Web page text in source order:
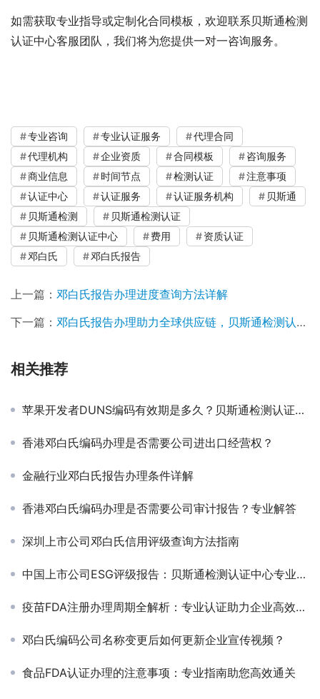
如需获取专业指导或定制化合同模板，欢迎联系贝斯通检测
认证中心客服团队，我们将为您提供一对一咨询服务。
专业咨询 专业认证服务
代理合同
代理机构
企业资质 合同模板
咨询服务
商业信息
时间节点 检测认证
注意事项
认证中心
认证服务 认证服务机构
贝斯通
贝斯通检测
贝斯通检测认证
贝斯通检测认证中心
费用
资质认证
邓白氏
邓白氏报告
上一篇： 邓白氏报告办理进度查询方法详解
下一篇： 邓白氏报告办理助力全球供应链，贝斯通检测认证中心为您保驾护航
相关推荐
苹果开发者DUNS编码有效期是多久？贝斯通检测认证中心为您解答
香港邓白氏编码办理是否需要公司进出口经营权？
金融行业邓白氏报告办理条件详解
香港邓白氏编码办理是否需要公司审计报告？专业解答
深圳上市公司邓白氏信用评级查询方法指南
中国上市公司ESG评级报告：贝斯通检测认证中心专业解析
疫苗FDA注册办理周期全解析：专业认证助力企业高效通关
邓白氏编码公司名称变更后如何更新企业宣传视频？
食品FDA认证办理的注意事项：专业指南助您高效通关